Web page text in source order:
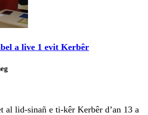
a live 1 evit Kerbêr
al lid-sinañ e ti-kêr Kerbêr d’an 13 a